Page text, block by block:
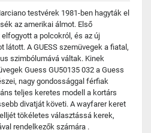
testvérek 1981-ben hagyták el
az amerikai álmot. Első
a polcokról, és az új
látott. A GUESS szemüvegek a fiatal,
szimbólumává váltak. Kinek
Guess GU50135 032 a Guess
nagy gondossággal férfiak
teljes keretes modell a kortárs
divatját követi. A wayfarer keret
tökéletes választássá kerek,
rendelkezők számára .